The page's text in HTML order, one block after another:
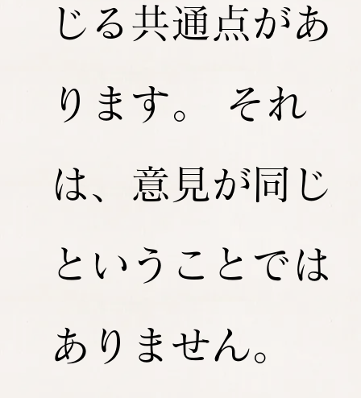
じる共通点があ
ります。 それ
は、意見が同じ
ということでは
ありません。